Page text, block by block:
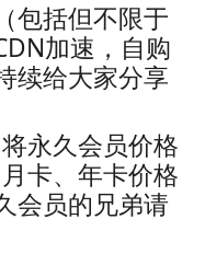
包括但不限于
加速，自购
续给大家分享
永久会员价格
卡、年卡价格
会员的兄弟请